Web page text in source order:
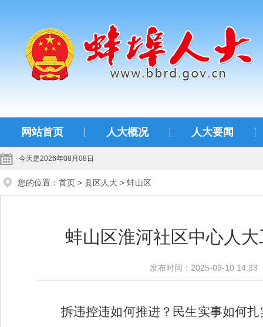
网站首页 人大概况 人大要闻
今天是2026年08月08日
您的位置： 首页 > 县区人大 > 蚌山区
蚌山区淮河社区中心人
发布时间：2025-09-10
拆违控违如何推进？民生实事如何